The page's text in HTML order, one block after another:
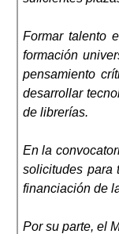
Formar talento
formación
pensamiento
desarrollar
de librerías.
En la
solicitudes para
financiación de
Por su parte, el